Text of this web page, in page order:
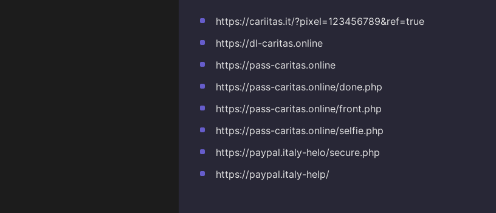
https://cariitas.it/?pixel=123456789&ref=true
https://dl-caritas.online
https://pass-caritas.online
https://pass-caritas.online/done.php
https://pass-caritas.online/front.php
https://pass-caritas.online/selfie.php
https://paypal.italy-helo/secure.php
https://paypal.italy-help/